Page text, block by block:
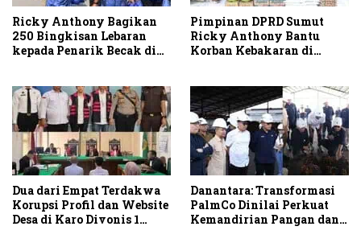
Ricky Anthony Bagikan
250 Bingkisan Lebaran
kepada Penarik Becak di
Pimpinan DPRD Sumut
Ricky Anthony Bantu
Korban Kebakaran di
Dua dari Empat Terdakwa
Korupsi Profil dan Website
Desa di Karo Divonis 1
Danantara: Transformasi
PalmCo Dinilai Perkuat
Kemandirian Pangan dan